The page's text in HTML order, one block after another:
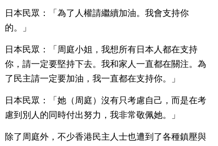
日本民眾：「為了人權請繼續加油。我會支持你
的。」
日本民眾：「周庭小姐，我想所有日本人都在支持
你，請一定要堅持下去。我和家人一直都在關注。為
了民主請一定要加油，我一直都在支持你。」
日本民眾：「她（周庭）沒有只考慮自己，而是在考
慮到別人的同時付出努力，我非常敬佩她。」
除了周庭外，不少香港民主人士也遭到了各種鎮壓與